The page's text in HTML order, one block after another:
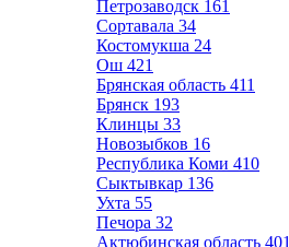
Петрозаводск 161
Сортавала 34
Костомукша 24
Ош 421
Брянская область 411
Брянск 193
Клинцы 33
Новозыбков 16
Республика Коми 410
Сыктывкар 136
Ухта 55
Печора 32
Актюбинская область 401